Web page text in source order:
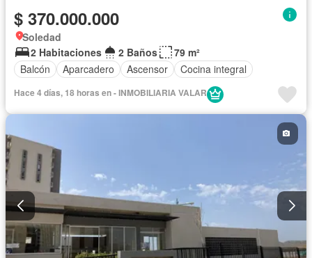
$ 370.000.000
Soledad
2 Habitaciones
2 Baños
79 m²
Balcón
Aparcadero Ascensor Cocina integral
Hace 4 días, 18 horas en - INMOBILIARIA VALAR